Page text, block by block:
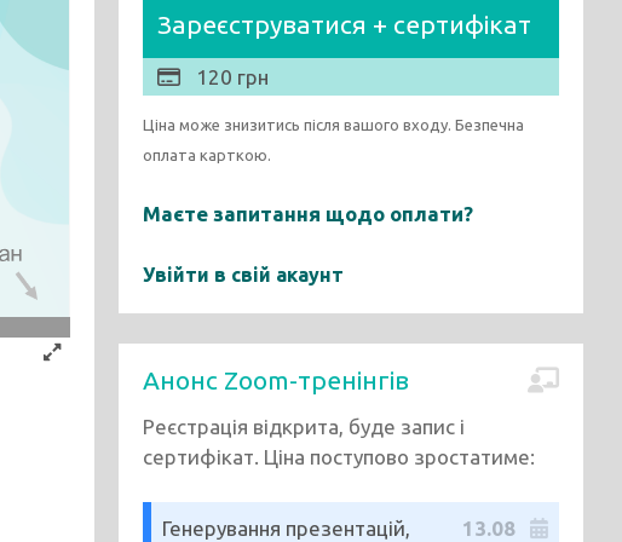
Зареєструватися + сертифікат
120 грн
Ціна може знизитись після вашого входу. Безпечна
оплата карткою.
Маєте запитання щодо оплати?
Увійти в свій акаунт
Анонс Zoom-тренінгів
Реєстрація відкрита, буде запис і
сертифікат. Ціна поступово зростатиме:
Генерування презентацій,
13.08